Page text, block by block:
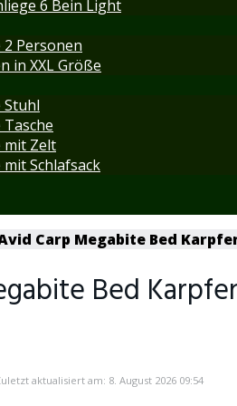
6 Bein Light
Personen
in XXL Größe
Stuhl
mit Zelt
Schlafsack
Carp Megabite Bed
Bed
aktualisiert am: 8. August 2026 09:54